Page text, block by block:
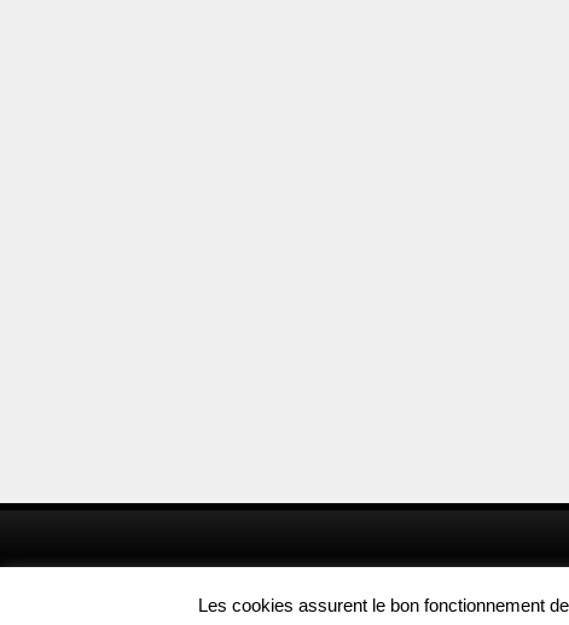
© Copyright 2012 Aufoyer.fr
Les cookies assurent le bon fonctionnement